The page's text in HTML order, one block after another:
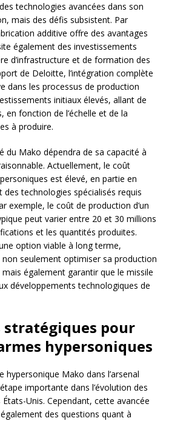
technologies avancées dans son
mais des défis subsistent. Par
additive offre des avantages
également des investissements
d’infrastructure et de formation des
de Deloitte, l’intégration complète
dans les processus de production
initiaux élevés, allant de
en fonction de l’échelle et de la
à produire.
du Mako dépendra de sa capacité à
Actuellement, le coût
est élevé, en partie en
technologies spécialisés requis
exemple, le coût de production d’un
peut varier entre 20 et 30 millions
et les quantités produites.
option viable à long terme,
seulement optimiser sa production
également garantir que le missile
développements technologiques de
pour
hypersoniques
hypersonique Mako dans l’arsenal
importante dans l’évolution des
Unis. Cependant, cette avancée
des questions quant à